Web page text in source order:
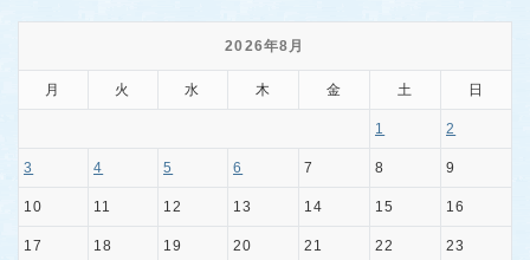
2026年8月
月 火 水 木 金 土 日
1 2
3 4 5 6 7 8 9
10 11 12 13 14 15 16
17 18 19 20 21 22 23